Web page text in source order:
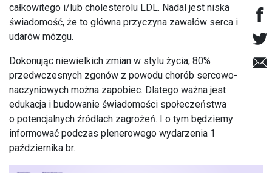
całkowitego i/lub cholesterolu LDL. Nadal jest niska
świadomość, że to główna przyczyna zawałów serca i
udarów mózgu.
Dokonując niewielkich zmian w stylu życia, 80%
przedwczesnych zgonów z powodu chorób sercowo-
naczyniowych można zapobiec. Dlatego ważna jest
edukacja i budowanie świadomości społeczeństwa
o potencjalnych źródłach zagrożeń. I o tym będziemy
informować podczas plenerowego wydarzenia 1
października br.